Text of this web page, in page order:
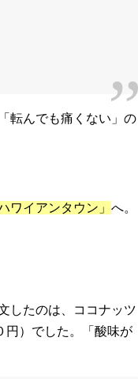
転んでも痛くない」の
ハワイアンタウン」 へ。
したのは、ココナッツ
円）でした。「酸味が